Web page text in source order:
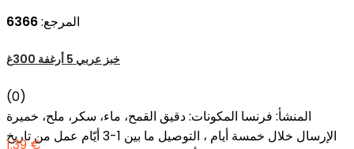
المرجع:6366
خبز عربي 5 أرغفة 300غ
(0)
المنشأ: فرنسا المكونات: دقيق القمح، ماء، سكر، ملح، خميرة
الإرسال خلال خمسة أيام ، التوصيل ما بين 1-3 أيّام عمل من تاريخ
1.39 €